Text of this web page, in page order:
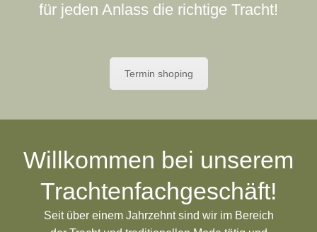
für jeden Anlass die richtige Tracht!
Termin shoping
Willkommen bei unserem
Trachtenfachgeschäft!
Seit über einem Jahrzehnt sind wir im Bereich